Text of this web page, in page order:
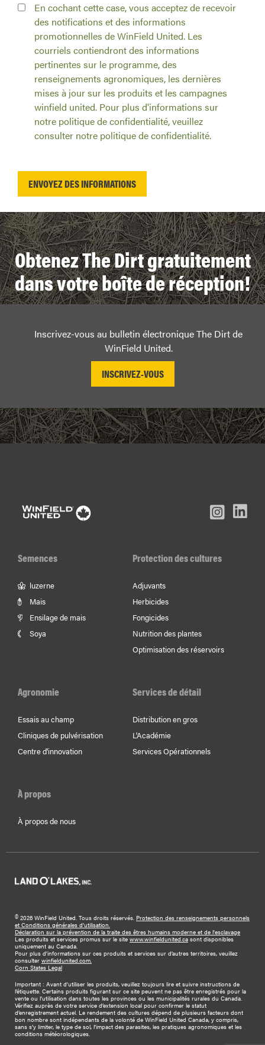
En cochant cette case, vous acceptez de recevoir
des notifications et des informations
promotionnelles de WinField United. Les
courriels contiendront des informations
pertinentes sur le programme, des
renseignements agronomiques, les dernières
mises à jour sur les produits et les campagnes
winfield united. Pour plus d'informations sur
notre politique de confidentialité, veuillez
consulter notre politique de confidentialité.
Obtenez The Dirt gratuitement
dans votre boîte de réception!
Inscrivez-vous au bulletin électronique The Dirt de
WinField United.
FacebookYoutube
Semences
luzerne
Mais
Ensilage de mais
Soya
Protection des cultures
Adjuvants
Herbicides
Fongicides
Nutrition des plantes
Optimisation des réservoirs
Agronomie
Essais au champ
Cliniques de pulvérisation
Centre d'innovation
Services de détail
Distribution en gros
L'Académie
Services Opérationnels
À propos
À propos de nous
© 2026 WinField United. Tous droits réservés. Protection des renseignements personnels
et Conditions générales d’utilisation.
Déclaration sur la prévention de la traite des êtres humains moderne et de l'esclavage
Les produits et services promus sur le site www.winfieldunited.ca sont disponibles
uniquement au Canada.
Pour plus d’informations sur ces produits et services sur d’autres territoires, veuillez
consulter winfieldunited.com.
Corn States Legal
Important : Avant d’utiliser les produits, veuillez toujours lire et suivre instructions de
l’étiquette. Certains produits figurant sur ce site peuvent ne pas être enregistrés pour la
vente ou l’utilisation dans toutes les provinces ou les municipalités rurales du Canada.
Vérifiez auprès de votre service d’extension local pour confirmer le statut
d’enregistrement actuel. Le rendement des cultures dépend de plusieurs facteurs dont
bon nombre sont indépendants de la volonté de WinField United Canada, y compris,
sans s’y limiter, le type de sol, l’impact des parasites, les pratiques agronomiques et les
conditions météorologiques.